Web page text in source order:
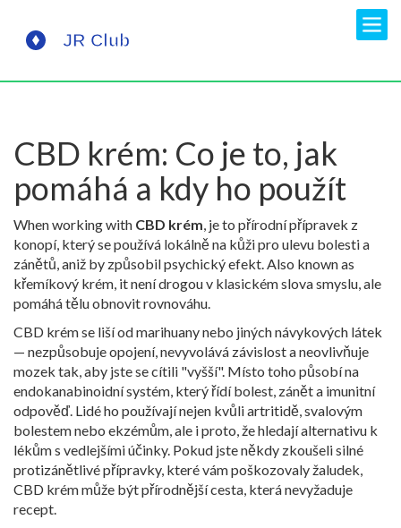
CBD krém: Co je to, jak
pomáhá a kdy ho použít
When working with CBD krém, je to přírodní přípravek z
konopí, který se používá lokálně na kůži pro ulevu bolesti a
zánětů, aniž by způsobil psychický efekt. Also known as
křemíkový krém, itnení drogou v klasickém slova smyslu, ale
pomáhá tělu obnovit rovnováhu.
CBD krém se liší od marihuany nebo jiných návykových látek
— nezpůsobuje opojení, nevyvolává závislost a neovlivňuje
mozek tak, aby jste se cítili "vyšší". Místo toho působí na
endokanabinoidní systém, který řídí bolest, zánět a imunitní
odpověď. Lidé ho používají nejen kvůli artritidě, svalovým
bolestem nebo ekzémům, ale i proto, že hledají alternativu k
lékům s vedlejšími účinky. Pokud jste někdy zkoušeli silné
protizánětlivé přípravky, které vám poškozovaly žaludek,
CBD krém může být přírodnější cesta, která nevyžaduje
recept.